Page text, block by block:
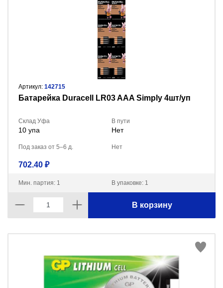
Артикул: 142715
Батарейка Duracell LR03 AAA Simply 4шт/уп
Склад Уфа
10 упа
В пути
Нет
Под заказ от 5–6 д. Нет
702.40 ₽
Мин. партия: 1 В упаковке: 1
В корзину